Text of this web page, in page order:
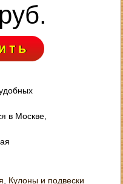
в Москве,
Кулоны и подвески